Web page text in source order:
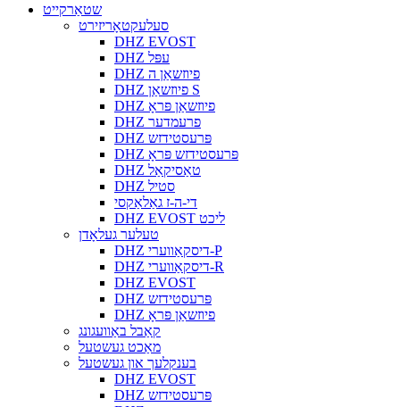
שטאַרקייט
סעלעקטאָריזירט
DHZ EVOST
DHZ עפּל
DHZ פיוזשאַן ה
DHZ פיוזשאַן S
DHZ פיוזשאַן פּראָ
DHZ פרעמדער
DHZ פּרעסטידזש
DHZ פּרעסטידזש פּראָ
DHZ טאַסיקאַל
DHZ סטיל
די-ה-ז גאַלאַקסי
DHZ EVOST ליכט
טעלער געלאָדן
DHZ דיסקאַווערי-P
DHZ דיסקאַווערי-R
DHZ EVOST
DHZ פּרעסטידזש
DHZ פיוזשאַן פּראָ
קאַבל באַוועגונג
מאַכט געשטעל
בענקלעך און געשטעל
DHZ EVOST
DHZ פּרעסטידזש